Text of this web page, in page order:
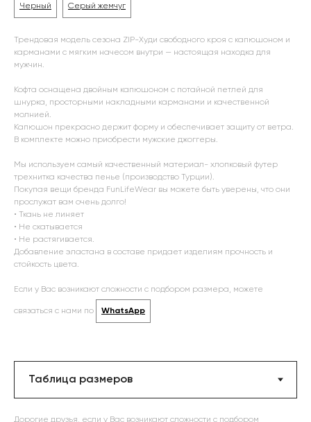
Черный Серый жемчуг
Трендовая модель сезона ZIP-Худи свободного кроя с капюшоном и
карманами с мягким начесом внутри — настоящая находка для
мужчин.
Кофта оснащена двойным капюшоном с потайной петлей для
шнурка, просторными накладными карманами и качественной
молнией.
Капюшон прекрасно держит форму и обеспечивает защиту от ветра.
В комплекте можно приобрести мужские джоггеры.
Мы используем самый качественный материал- хлопковый футер
трехнитка качества пенье (производство Турции).
Покупая вещи бренда FunLifeWear вы можете быть уверены, что они
прослужат вам очень долго!
• Ткань не линяет
• Не скатывается
• Не растягивается.
Добавление эластана в составе придает изделиям прочность и
стойкость цвета.
Если у Вас возникают сложности с подбором размера, можете
связаться с нами по WhatsApp
Дорогие друзья, если у Вас возникают сложности с подбором